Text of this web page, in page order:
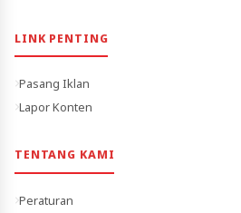
LINK PENTING
Pasang Iklan
Lapor Konten
TENTANG KAMI
Peraturan